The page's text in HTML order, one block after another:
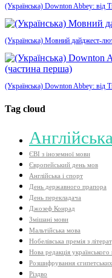
(Українська) Downton Abbey: від
(Українська) Мовний дайджест-
(Українська) Downton Abbey: від
Tag cloud
ЄВІ з іноземної мови
Європейський день мов
Англійська і спорт
День державного прапора
День перекладача
Джозеф Конрад
Змішані мови
Мальтійська мова
Нобелівська премія з
Нова редакція
Розшифрування єгипетських
Різдво